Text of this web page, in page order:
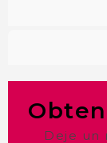
Deje un